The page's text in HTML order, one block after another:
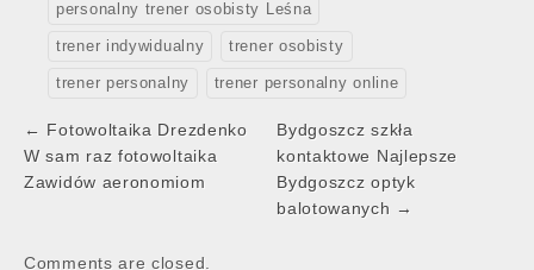
personalny trener osobisty Leśna
trener indywidualny trener osobisty
trener personalny trener personalny online
Post
navigation
← Fotowoltaika Drezdenko
W sam raz fotowoltaika
Zawidów aeronomiom
Bydgoszcz szkła
kontaktowe Najlepsze
Bydgoszcz optyk
balotowanych →
Comments are closed.